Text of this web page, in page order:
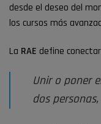
desde el deseo del
los cursos más
La RAE define
Unir o poner
dos